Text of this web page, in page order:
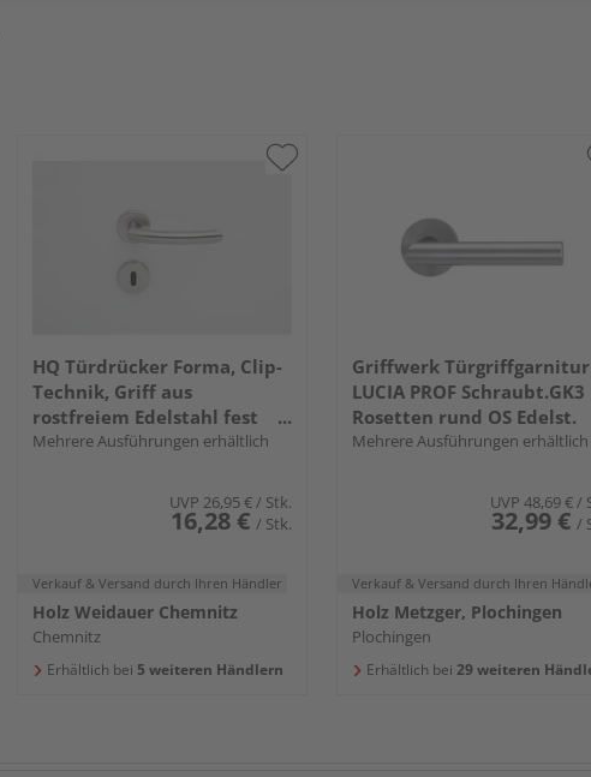
HQ Türdrücker Forma, Clip-
Technik, Griff aus
rostfreiem Edelstahl fest
drehbar gelagert
Mehrere Ausführungen erhältlich
UVP 26,95 €/ Stk.
16,28 € / Stk.
Verkauf & Versand durch Ihren Händler
Holz Weidauer Chemnitz
Chemnitz
Erhältlich bei 5 weiteren Händlern
Griffwerk Türgriffgarnitur
LUCIA PROF Schraubt.GK3
Rosetten rund OS Edelst.
ma.
Mehrere Ausführungen erhältlich
UVP 48,69 €/
32,99 € /
Verkauf & Versand durch Ihren
Holz Metzger, Plochingen
Plochingen
Erhältlich bei 29 weiteren